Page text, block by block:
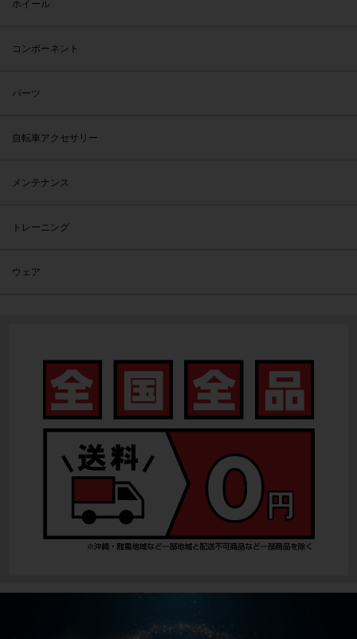
ホイール
コンポーネント
パーツ
自転車アクセサリー
メンテナンス
トレーニング
ウェア